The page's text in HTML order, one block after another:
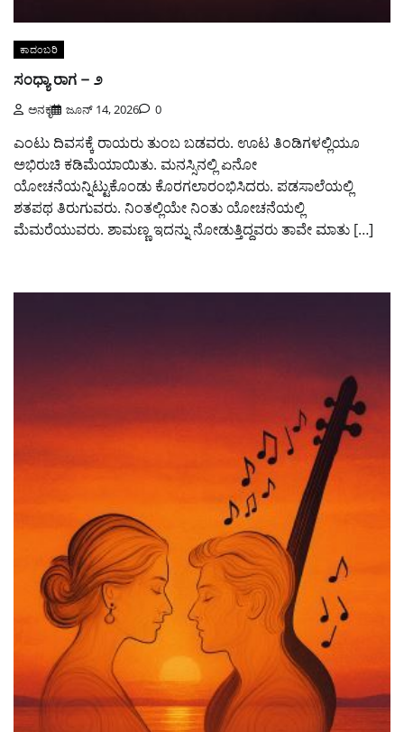
ಕಾದಂಬರಿ
ಸಂಧ್ಯಾ ರಾಗ – ೨
ಅನಕೃ ಜೂನ್ 14, 2026 0
ಎಂಟು ದಿವಸಕ್ಕೆ ರಾಯರು ತುಂಬ ಬಡವರು. ಊಟ ತಿಂಡಿಗಳಲ್ಲಿಯೂ
ಅಭಿರುಚಿ ಕಡಿಮೆಯಾಯಿತು. ಮನಸ್ಸಿನಲ್ಲಿ ಏನೋ
ಯೋಚನೆಯನ್ನಿಟ್ಟುಕೊಂಡು ಕೊರಗಲಾರಂಭಿಸಿದರು. ಪಡಸಾಲೆಯಲ್ಲಿ
ಶತಪಥ ತಿರುಗುವರು. ನಿಂತಲ್ಲಿಯೇ ನಿಂತು ಯೋಚನೆಯಲ್ಲಿ
ಮೆಮರೆಯುವರು. ಶಾಮಣ್ಣ ಇದನ್ನು ನೋಡುತ್ತಿದ್ದವರು ತಾವೇ ಮಾತು […]